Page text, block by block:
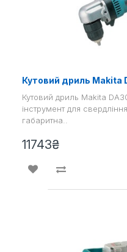
Кутовий дриль Makita
Кутовий дриль Makita
інструмент для
габаритна..
11743₴